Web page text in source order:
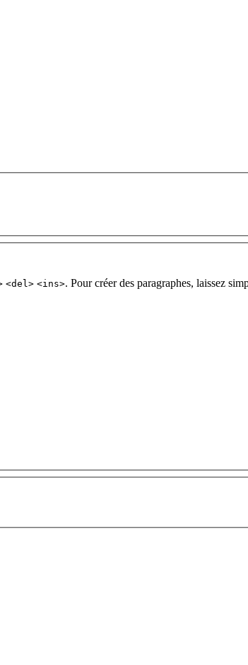
<del> <ins>. Pour créer des paragraphes, laissez